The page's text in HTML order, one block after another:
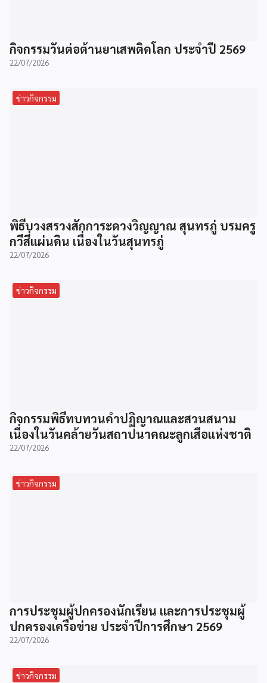
กิจกรรมวันต่อต้านยาเสพติดโลก ประจำปี 2569
22/07/2026
ข่าวกิจกรรม
พิธีบวงสรวงสักการะดวงวิญญาณ สุนทรภู่ บรมครู
กวีสี่แผ่นดิน เนื่องในวันสุนทรภู่
22/07/2026
ข่าวกิจกรรม
กิจกรรมพิธีทบทวนคำปฏิญาณและสวนสนาม
เนื่องในวันคล้ายวันสถาปนาคณะลูกเสือแห่งชาติ
22/07/2026
ข่าวกิจกรรม
การประชุมผู้ปกครองนักเรียน และการประชุมผู้
ปกครองเครือข่าย ประจำปีการศึกษา 2569
22/07/2026
ข่าวกิจกรรม